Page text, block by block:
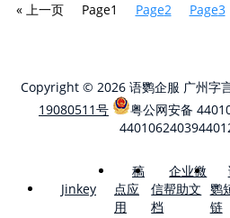
« 上一页 Page1 Page2 Page3
Copyright © 2026 语鹦企服 广州字
19080511号
粤公网安备
Jinkey
稿
点应
用
企业微
信帮助文
档
鹦
链